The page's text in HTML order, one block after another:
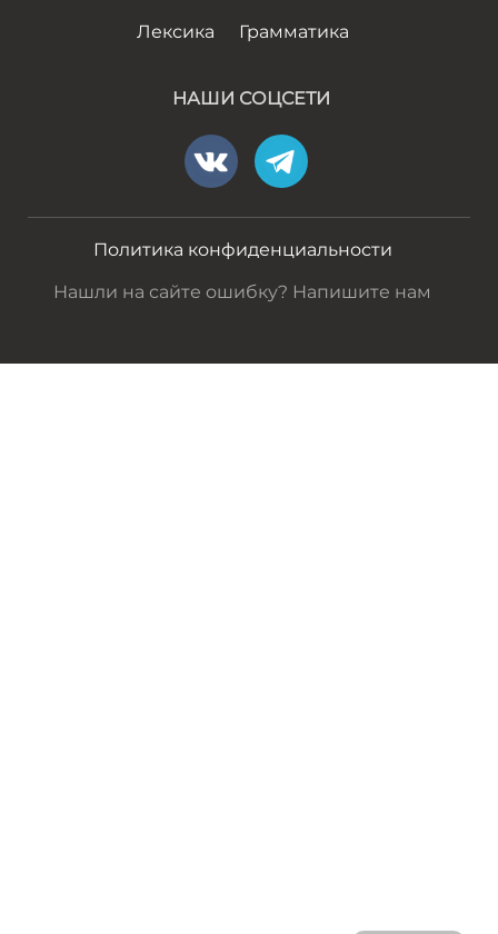
Лексика Грамматика
НАШИ СОЦСЕТИ
Политика конфиденциальности
Нашли на сайте ошибку? Напишите нам